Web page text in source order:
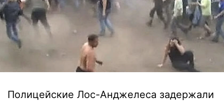
Полицейские Лос-Анджелеса задержали